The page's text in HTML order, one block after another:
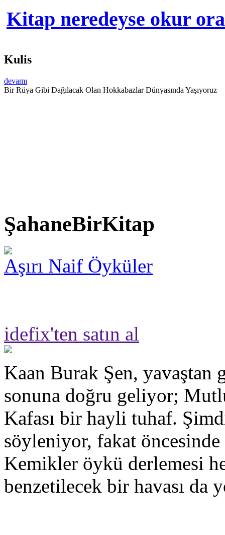
Kitap neredeyse okur
Kulis
devamı
Bir Rüya Gibi Dağılacak Olan Hokkabazlar Dünyasında Yaşıyoruz
ŞahaneBirKitap
Aşırı Naif Öyküler
idefix'ten satın al
Kaan Burak Şen, yavaştan
sonuna doğru geliyor;
Kafası bir hayli tuhaf.
söyleniyor, fakat
Kemikler öykü derlemesi
benzetilecek bir havası da